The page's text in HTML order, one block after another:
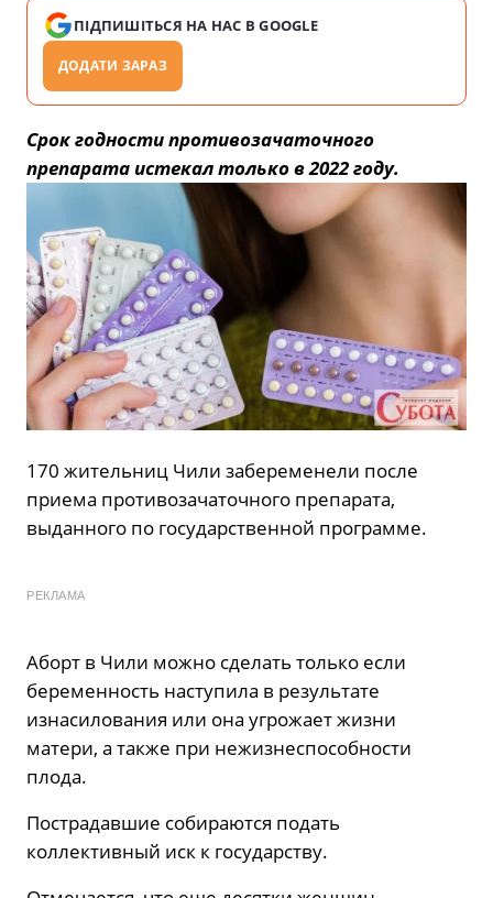
ПІДПИШІТЬСЯ НА НАС В GOOGLE
ДОДАТИ ЗАРАЗ
Срок годности противозачаточного
препарата истекал только в 2022 году.
170 жительниц Чили забеременели после
приема противозачаточного препарата,
выданного по государственной программе.
РЕКЛАМА
Аборт в Чили можно сделать только если
беременность наступила в результате
изнасилования или она угрожает жизни
матери, а также при нежизнеспособности
плода.
Пострадавшие собираются подать
коллективный иск к государству.